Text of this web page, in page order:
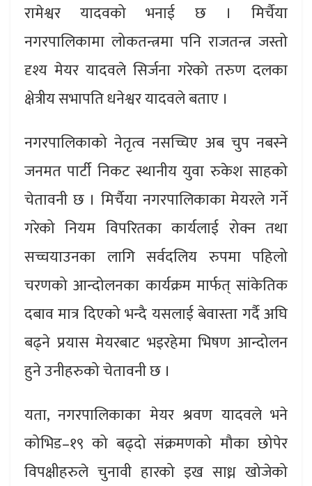
रामेश्वर यादवको भनाई छ । मिर्चैया
नगरपालिकामा लोकतन्त्रमा पनि राजतन्त्र जस्तो
दृश्य मेयर यादवले सिर्जना गरेको तरुण दलका
क्षेत्रीय सभापति धनेश्वर यादवले बताए ।
नगरपालिकाको नेतृत्व नसच्चिए अब चुप नबस्ने
जनमत पार्टी निकट स्थानीय युवा रुकेश साहको
चेतावनी छ । मिर्चैया नगरपालिकाका मेयरले गर्ने
गरेको नियम विपरितका कार्यलाई रोक्न तथा
सच्चयाउनका लागि सर्वदलिय रुपमा पहिलो
चरणको आन्दोलनका कार्यक्रम मार्फत् सांकेतिक
दबाव मात्र दिएको भन्दै यसलाई बेवास्ता गर्दै अघि
बढ्ने प्रयास मेयरबाट भइरहेमा भिषण आन्दोलन
हुने उनीहरुको चेतावनी छ ।
यता, नगरपालिकाका मेयर श्रवण यादवले भने
कोभिड–१९ को बढ्दो संक्रमणको मौका छोपेर
विपक्षीहरुले चुनावी हारको इख साध्न खोजेको